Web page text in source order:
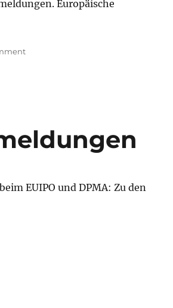
Europäische
on
EUIPO und DPMA: Zu den